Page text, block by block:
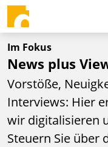
Im Fokus
News plus
Vorstöße,
Interviews: Hier
wir digitalisieren
Steuern Sie über